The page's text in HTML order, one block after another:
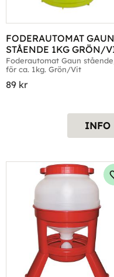
FODERAUTOMAT GAUN
STÅENDE 1KG GRÖN/
Foderautomat Gaun
för ca. 1kg. Grön/Vit
89 kr
INFO